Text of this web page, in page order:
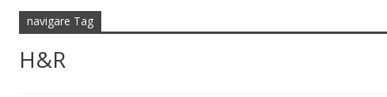
navigare Tag
H&R